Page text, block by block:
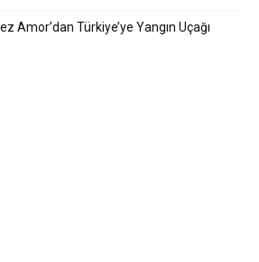
Amor’dan Türkiye’ye Yangın Uçağı